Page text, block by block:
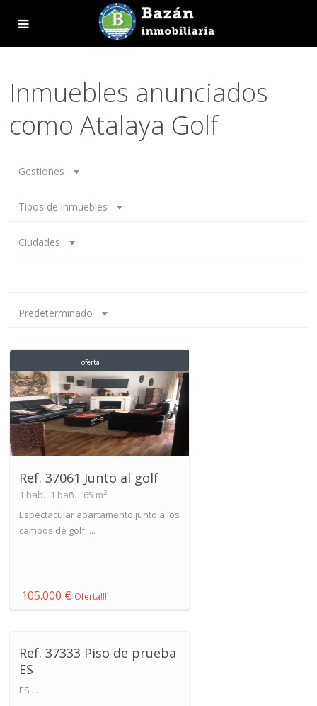
Inmuebles anunciados
como Atalaya Golf
Gestiones
Tipos de inmuebles
Ciudades
Predeterminado
oferta
Ref. 37061 Junto al golf
1 hab. 1 bañ. 65 m2
Espectacular apartamento junto a los
campos de golf, ...
105.000 € Oferta!!!
Ref. 37333 Piso de prueba
ES
ES ...